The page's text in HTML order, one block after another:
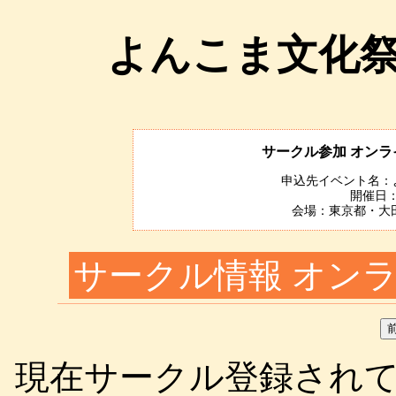
よんこま文化
サークル参加 オン
申込先イベント名
開催日
会場：東京都・大
サークル情報 オン
現在サークル登録され